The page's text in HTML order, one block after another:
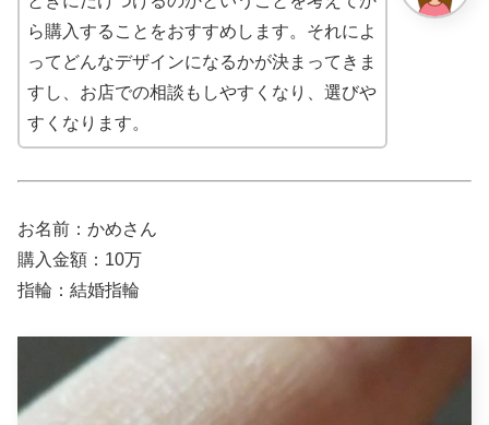
ら購入することをおすすめします。それによ
ってどんなデザインになるかが決まってきま
すし、お店での相談もしやすくなり、選びや
すくなります。
お名前：かめさん
購入金額：10万
指輪：結婚指輪